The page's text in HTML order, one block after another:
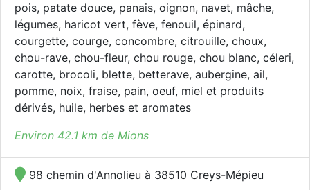
pois, patate douce, panais, oignon, navet, mâche,
légumes, haricot vert, fève, fenouil, épinard,
courgette, courge, concombre, citrouille, choux,
chou-rave, chou-fleur, chou rouge, chou blanc, céleri,
carotte, brocoli, blette, betterave, aubergine, ail,
pomme, noix, fraise, pain, oeuf, miel et produits
dérivés, huile, herbes et aromates
Environ 42.1 km de Mions
98 chemin d'Annolieu à 38510 Creys-Mépieu